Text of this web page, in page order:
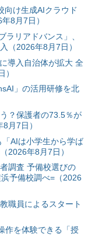
向け生成AIクラウド
8月7日）
ラリアドバンス」、
（2026年8月7日）
導入自治体が拡大 全
」の活用研修を北
？保護者の73.5％が
月7日）
AIは小学生から学ば
2026年8月7日）
調査 予備校選びの
予備校調べ=（2026
職員によるスタート
作を体験できる「授